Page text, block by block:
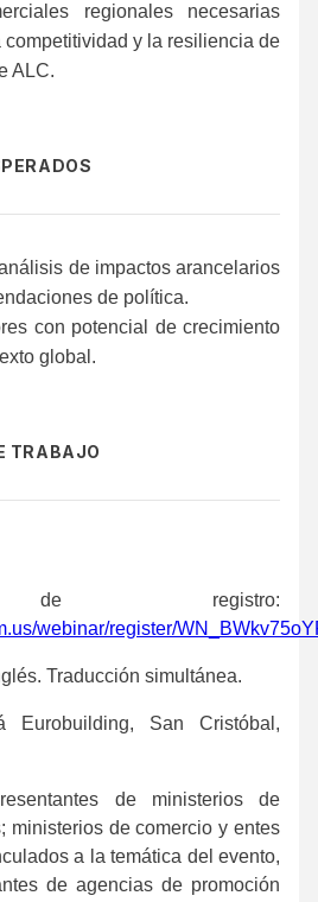
regionales necesarias
competitividad y la resiliencia de
ALC.
de impactos arancelarios
de política.
con potencial de crecimiento
global.
TRABAJO
de registro:
webinar/register/
Traducción simultánea.
Eurobuilding, San Cristóbal,
de ministerios de
ministerios de comercio y entes
a la temática del evento,
de agencias de promoción